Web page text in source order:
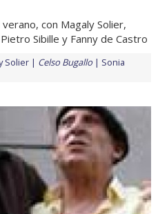
con Magaly Solier,
Sibille y Fanny de Castro
Solier Celso Bugallo
Sonia